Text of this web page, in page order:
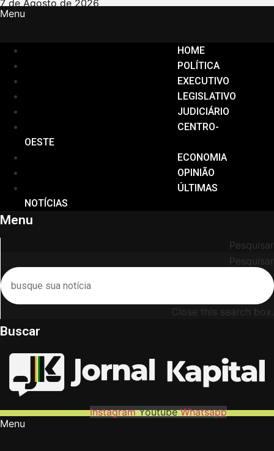
Ir
para
conteúdo
7 de Agosto de 2026
Menu
HOME
POLÍTICA
EXECUTIVO
LEGISLATIVO
JUDICIÁRIO
CENTRO-
OESTE
ECONOMIA
OPINIÃO
ÚLTIMAS
NOTÍCIAS
Menu
Pesquisar
Pesquisar
Close this search box.
Buscar
Instagram Youtube Whatsapp
Menu